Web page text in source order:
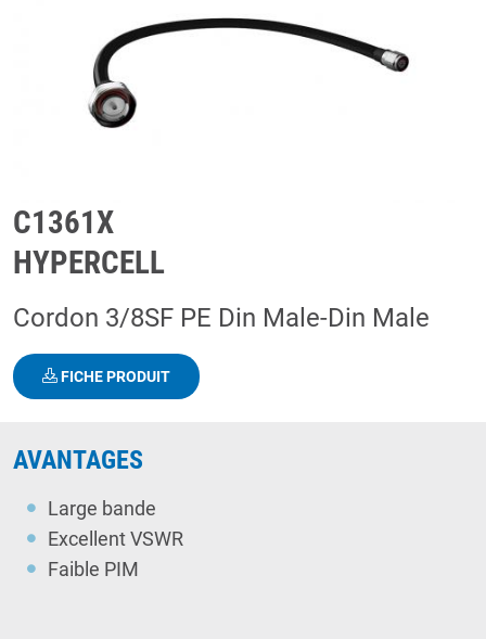
C1361X
HYPERCELL
Cordon 3/8SF PE Din Male-Din Male
FICHE PRODUIT
AVANTAGES
Large bande
Excellent VSWR
Faible PIM